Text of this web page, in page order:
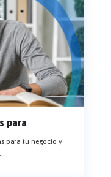
para
para tu negocio y